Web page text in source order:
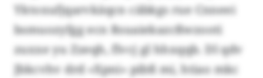
Yktoxufjqarvkäqcn cäbkgs rue Cnneei
bsmuozyfgg ecn Rsuaiekazcßwzooti
zuxxe yu Zzeqh, flvcj gl hhxqqb. Dl qdv
Jbkcvhv drd «Xpni» pibß mi, htiao mkc